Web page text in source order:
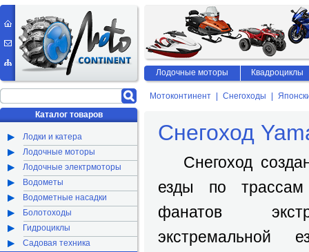
Мотоконтинент Снегоходы
Снегоход
Снегоход
езды по
фанатов
экстремальной
Каталог товаров
Лодки и катера
Лодочные моторы
Лодочные электрмоторы
Водометы
Водометные насадки
Болотоходы
Гидроциклы
Садовая техника
Лодочные моторы Квадроциклы